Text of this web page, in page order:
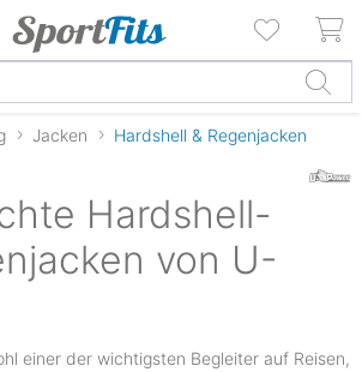
Jacken Hardshell & Regenjacken
Hardshell-
von U-
einer der wichtigsten Begleiter auf Reisen,